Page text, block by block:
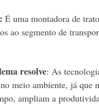
É uma montadora de
ao segmento de
resolve: As
meio ambiente, já que
ampliam a